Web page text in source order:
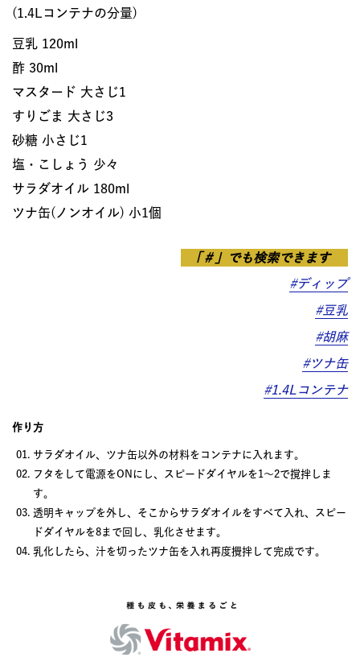
(1.4Lコンテナの分量)
豆乳 120ml
酢 30ml
マスタード 大さじ1
すりごま 大さじ3
砂糖 小さじ1
塩・こしょう 少々
サラダオイル 180ml
ツナ缶(ノンオイル) 小1個
「＃」でも検索できます
#ディップ
#豆乳
#胡麻
#ツナ缶
#1.4Lコンテナ
作り方
サラダオイル、ツナ缶以外の材料をコンテナに入れます。
フタをして電源をONにし、スピードダイヤルを1〜2で撹拌しま
す。
透明キャップを外し、そこからサラダオイルをすべて入れ、スピー
ドダイヤルを8まで回し、乳化させます。
乳化したら、汁を切ったツナ缶を入れ再度攪拌して完成です。